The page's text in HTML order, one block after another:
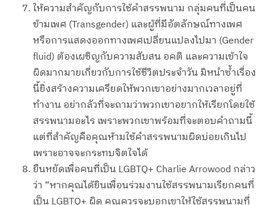
ให้ความสำคัญกับการใช้คำสรรพนาม กลุ่มคนที่เป็นคน
ข้ามเพศ (Transgender) และผู้ที่มีอัตลักษณ์ทางเพศ
หรือการแสดงออกทางเพศเปลี่ยนแปลงไปมา (Gender
fluid) ต้องเผชิญกับความสับสน อคติ และความเข้าใจ
ผิดมากมายเกี่ยวกับการใช้ชีวิตประจำวัน มิหนำซ้ำเรื่อง
นี้ยิ่งสร้างความเครียดให้พวกเขาอย่างมากเวลาอยู่ที่
ทำงาน อย่ากลัวที่จะถามว่าพวกเขาอยากให้เรียกโดยใช้
สรรพนามอะไร เพราะพวกเขาพร้อมที่จะตอบคำถามนี้
แต่ที่สำคัญคือคุณห้ามใช้คำสรรพนามผิดบ่อยเกินไป
เพราะอาจจะกระทบจิตใจได้
ยืนหยัดเพื่อคนที่เป็น LGBTQ+ Charlie Arrowood กล่าว
ว่า “หากคุณได้ยินเพื่อนร่วมงานใช้สรรพนามเรียกคนที่